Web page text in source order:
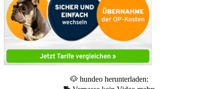
🐶 hundeo herunterladen: